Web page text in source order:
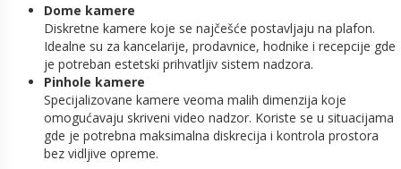
Dome kamere
Diskretne kamere koje se najčešće postavljaju na plafon.
Idealne su za kancelarije, prodavnice, hodnike i recepcije gde
je potreban estetski prihvatljiv sistem nadzora.
Pinhole kamere
Specijalizovane kamere veoma malih dimenzija koje
omogućavaju skriveni video nadzor. Koriste se u situacijama
gde je potrebna maksimalna diskrecija i kontrola prostora
bez vidljive opreme.